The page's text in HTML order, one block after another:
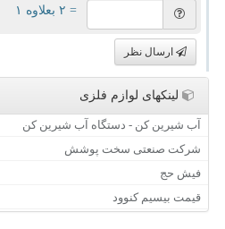
= ۲ بعلاوه ۱
ارسال نظر
لینکهای لوازم فلزی
آب شیرین کن - دستگاه آب شیرین کن
شرکت صنعتی سخت پوشش
فیش حج
قیمت بیسیم کنوود